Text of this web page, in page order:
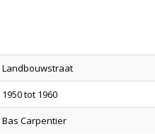
Landbouwstraat
1950 tot 1960
Bas Carpentier